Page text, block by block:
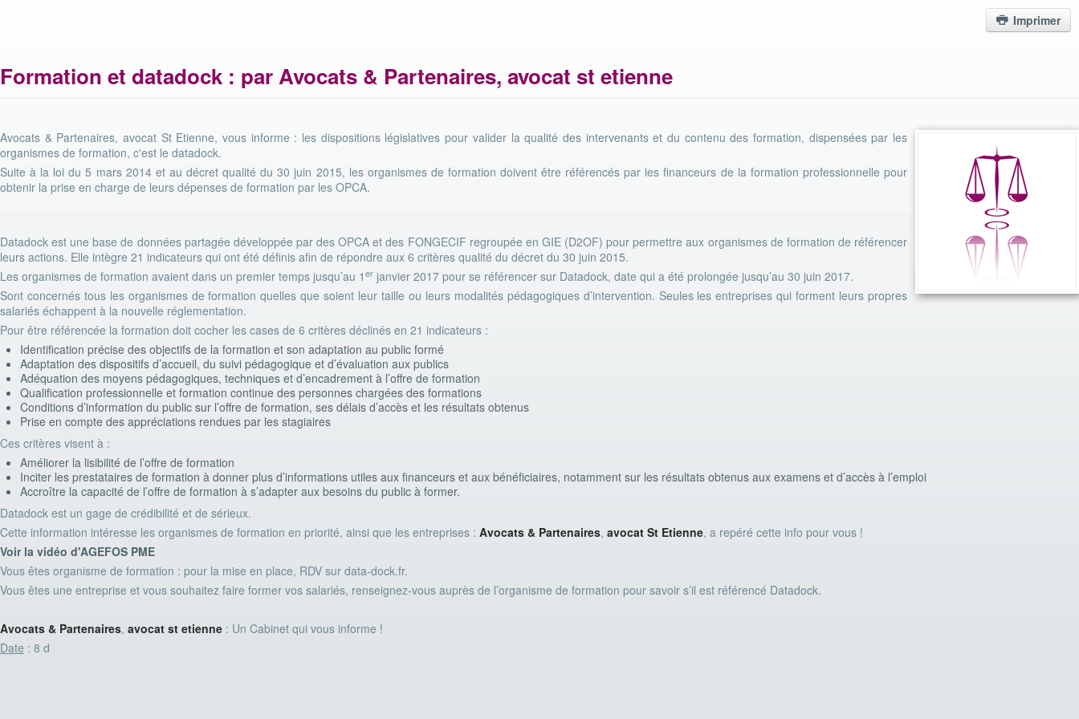
Imprimer
Formation et datadock : par Avocats & Partenaires, avocat st etienne
Avocats & Partenaires, avocat St Etienne, vous informe : les dispositions législatives pour valider la qualité des intervenants et du contenu des formation, dispensées par les
organismes de formation, c'est le datadock.
Suite à la loi du 5 mars 2014 et au décret qualité du 30 juin 2015, les organismes de formation doivent être référencés par les financeurs de la formation professionnelle pour
obtenir la prise en charge de leurs dépenses de formation par les OPCA.
Datadock est une base de données partagée développée par des OPCA et des FONGECIF regroupée en GIE (D2OF) pour permettre aux organismes de formation de référencer
leurs actions. Elle intègre 21 indicateurs qui ont été définis afin de répondre aux 6 critères qualité du décret du 30 juin 2015.
Les organismes de formation avaient dans un premier temps jusqu’au 1 er janvier 2017 pour se référencer sur Datadock, date qui a été prolongée jusqu’au 30 juin 2017.
Sont concernés tous les organismes de formation quelles que soient leur taille ou leurs modalités pédagogiques d’intervention. Seules les entreprises qui forment leurs propres
salariés échappent à la nouvelle réglementation.
Pour être référencée la formation doit cocher les cases de 6 critères déclinés en 21 indicateurs :
Identification précise des objectifs de la formation et son adaptation au public formé
Adaptation des dispositifs d’accueil, du suivi pédagogique et d’évaluation aux publics
Adéquation des moyens pédagogiques, techniques et d’encadrement à l’offre de formation
Qualification professionnelle et formation continue des personnes chargées des formations
Conditions d’information du public sur l’offre de formation, ses délais d’accès et les résultats obtenus
Prise en compte des appréciations rendues par les stagiaires
Ces critères visent à :
Améliorer la lisibilité de l’offre de formation
Inciter les prestataires de formation à donner plus d’informations utiles aux financeurs et aux bénéficiaires, notamment sur les résultats obtenus aux examens et d’accès à l’emploi
Accroître la capacité de l’offre de formation à s’adapter aux besoins du public à former.
Datadock est un gage de crédibilité et de sérieux.
Cette information intéresse les organismes de formation en priorité, ainsi que les entreprises : Avocats & Partenaires, avocat St Etienne, a repéré cette info pour vous !
Voir la vidéo d'AGEFOS PME
Vous êtes organisme de formation : pour la mise en place, RDV sur data-dock.fr.
Vous êtes une entreprise et vous souhaitez faire former vos salariés, renseignez-vous auprès de l’organisme de formation pour savoir s’il est référencé Datadock.
Avocats & Partenaires, avocat st etienne : Un Cabinet qui vous informe !
Date : 8 d